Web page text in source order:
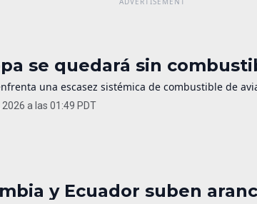
se quedará sin
una escasez sistémica de combustible de
2026 a las 01:49 PDT
y Ecuador suben